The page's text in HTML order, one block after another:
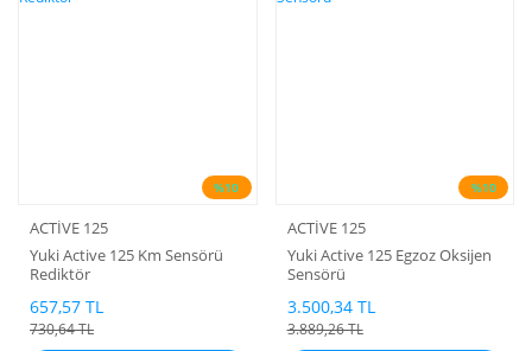
%10
ACTİVE 125
Yuki Active 125 Km Sensörü
Rediktör
657,57 TL
730,64 TL
%10
ACTİVE 125
Yuki Active 125 Egzoz Oksijen
Sensörü
3.500,34 TL
3.889,26 TL